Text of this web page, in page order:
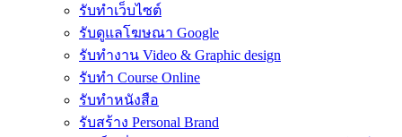
รับทำเว็บไซต์
รับดูแลโฆษณา Google
รับทำงาน Video & Graphic design
รับทำ Course Online
รับทำหนังสือ
รับสร้าง Personal Brand